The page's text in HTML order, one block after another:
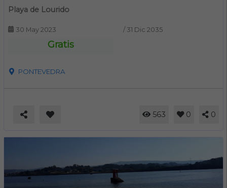
Playa de Lourido
30 May 2023 / 31 Dic 2035
Gratis
PONTEVEDRA
563 0 0